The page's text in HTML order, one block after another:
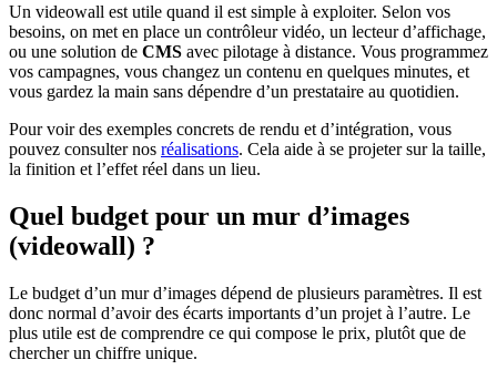
Un videowall est utile quand il est simple à exploiter. Selon vos
besoins, on met en place un contrôleur vidéo, un lecteur d’affichage,
ou une solution de CMS avec pilotage à distance. Vous programmez
vos campagnes, vous changez un contenu en quelques minutes, et
vous gardez la main sans dépendre d’un prestataire au quotidien.
Pour voir des exemples concrets de rendu et d’intégration, vous
pouvez consulter nos réalisations. Cela aide à se projeter sur la taille,
la finition et l’effet réel dans un lieu.
Quel budget pour un mur d’images
(videowall) ?
Le budget d’un mur d’images dépend de plusieurs paramètres. Il est
donc normal d’avoir des écarts importants d’un projet à l’autre. Le
plus utile est de comprendre ce qui compose le prix, plutôt que de
chercher un chiffre unique.